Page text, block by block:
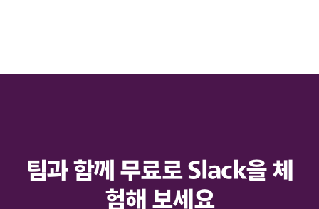
팀과 함께 무료로 Slack을 체
험해 보세요